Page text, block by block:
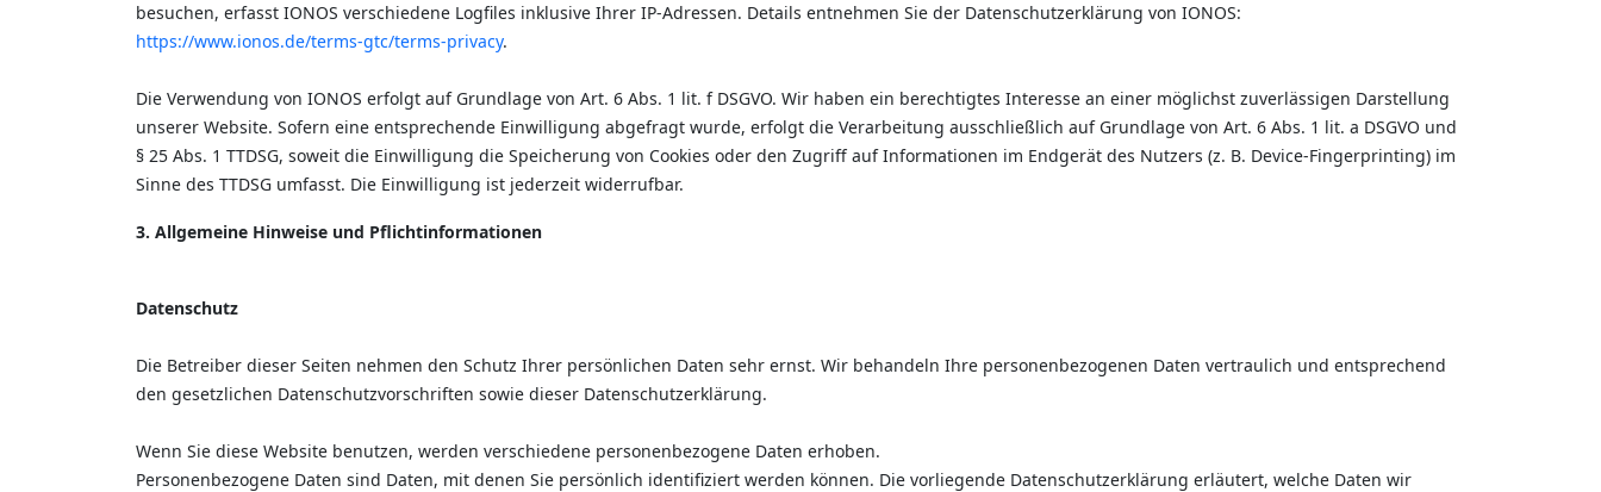
besuchen, erfasst IONOS verschiedene Logfiles inklusive Ihrer IP-Adressen. Details entnehmen Sie der Datenschutzerklärung von IONOS:
https://www.ionos.de/terms-gtc/terms-privacy.
Die Verwendung von IONOS erfolgt auf Grundlage von Art. 6 Abs. 1 lit. f DSGVO. Wir haben ein berechtigtes Interesse an einer möglichst zuverlässigen Darstellung
unserer Website. Sofern eine entsprechende Einwilligung abgefragt wurde, erfolgt die Verarbeitung ausschließlich auf Grundlage von Art. 6 Abs. 1 lit. a DSGVO und
§ 25 Abs. 1 TTDSG, soweit die Einwilligung die Speicherung von Cookies oder den Zugriff auf Informationen im Endgerät des Nutzers (z. B. Device-Fingerprinting) im
Sinne des TTDSG umfasst. Die Einwilligung ist jederzeit widerrufbar.
3. Allgemeine Hinweise und Pflichtinformationen
Datenschutz
Die Betreiber dieser Seiten nehmen den Schutz Ihrer persönlichen Daten sehr ernst. Wir behandeln Ihre personenbezogenen Daten vertraulich und entsprechend
den gesetzlichen Datenschutzvorschriften sowie dieser Datenschutzerklärung.
Wenn Sie diese Website benutzen, werden verschiedene personenbezogene Daten erhoben.
Personenbezogene Daten sind Daten, mit denen Sie persönlich identifiziert werden können. Die vorliegende Datenschutzerklärung erläutert, welche Daten wir